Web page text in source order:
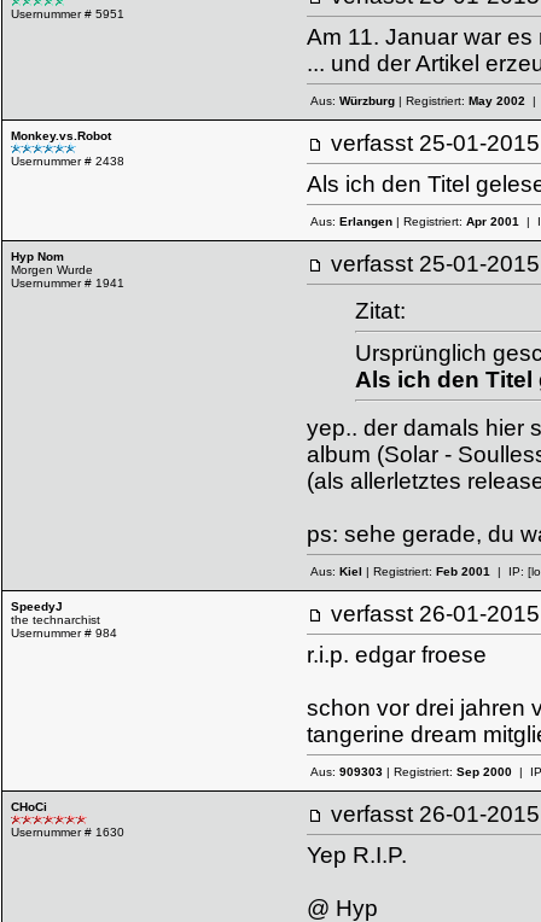
Usernummer # 5951
Am 11. Januar war
... und der Artikel
Aus: Würzburg | Registriert: May 2002 |
Monkey.vs.Robot
Usernummer # 2438
verfasst 25-01-
Als ich den Titel
Aus: Erlangen | Registriert: Apr 2001 |
Hyp Nom
Morgen Wurde
Usernummer # 1941
verfasst 25-01-
Zitat:
Ursprünglich
Als ich den
yep.. der damals hier
album (Solar -
(als allerletztes
ps: sehe gerade, du
Aus: Kiel | Registriert: Feb 2001 | IP:
SpeedyJ
the technarchist
Usernummer # 984
verfasst 26-01-
r.i.p. edgar froese
schon vor drei jahren
tangerine dream
Aus: 909303 | Registriert: Sep 2000 |
CHoCi
Usernummer # 1630
verfasst 26-01-
Yep R.I.P.
@ Hyp